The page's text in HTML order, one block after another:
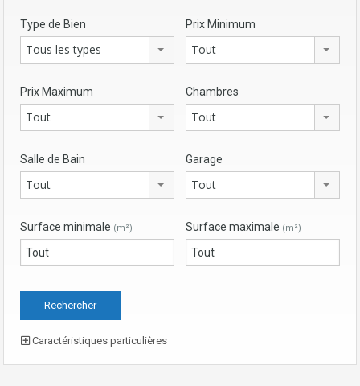
Type de Bien
Tous les types
Prix Minimum
Tout
Prix Maximum
Tout
Chambres
Tout
Salle de Bain
Tout
Garage
Tout
Surface minimale (m²) Surface maximale (m²)
Caractéristiques particulières